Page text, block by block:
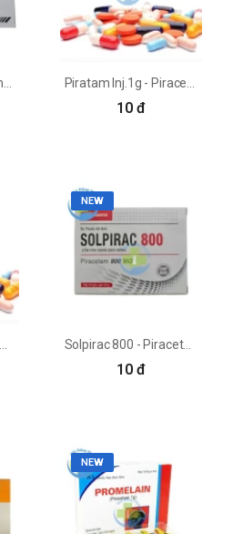
10 đ
NEW
Solpirac 800 - Piracetam PV Pharma
10 đ
NEW